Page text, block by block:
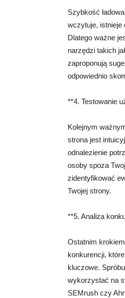
Szybkość
wczytuje, istnieje
Dlatego ważne
narzędzi takich
zaproponują
odpowiednio
**4. Testowanie
Kolejnym
strona jest
odnalezienie
osoby spoza
zidentyfikować
Twojej strony.
**5. Analiza
Ostatnim
konkurencji,
kluczowe.
wykorzystać na
SEMrush czy